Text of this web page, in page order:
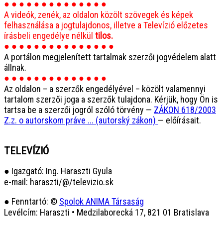
● ● ● ● ● ● ● ● ● ● ● ● ● ●
A videók, zenék, az oldalon közölt szövegek és képek
felhasználása a jogtulajdonos, illetve a Televízió előzetes
írásbeli engedélye nélkül tilos.
● ● ● ● ● ● ● ● ● ● ● ● ● ● ●
A portálon megjelenített tartalmak szerzői jogvédelem alatt
állnak.
● ● ● ● ● ● ● ● ● ● ● ● ● ●
Az oldalon – a szerzők engedélyével – közölt valamennyi
tartalom szerzői joga a szerzők tulajdona. Kérjük, hogy Ön is
tartsa be a szerzői jogról szóló törvény — ZÁKON 618/2003
Z.z. o autorskom práve ... (autorský zákon) — előírásait.
TELEVÍZIÓ
● Igazgató: Ing. Haraszti Gyula
e-mail: haraszti/@/televizio.sk
● Fenntartó: © Spolok ANIMA Társaság
Levélcím: Haraszti • Medzilaborecká 17, 821 01 Bratislava